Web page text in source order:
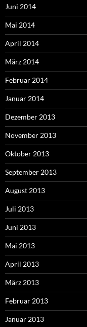
Juni 2014
Mai 2014
April 2014
März 2014
Februar 2014
Januar 2014
Dezember 2013
November 2013
Oktober 2013
September 2013
August 2013
Juli 2013
Juni 2013
Mai 2013
April 2013
März 2013
Februar 2013
Januar 2013